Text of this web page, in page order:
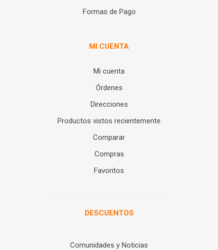
Formas de Pago
MI CUENTA
Mi cuenta
Órdenes
Direcciones
Productos vistos recientemente
Comparar
Compras
Favoritos
DESCUENTOS
Comunidades y Noticias